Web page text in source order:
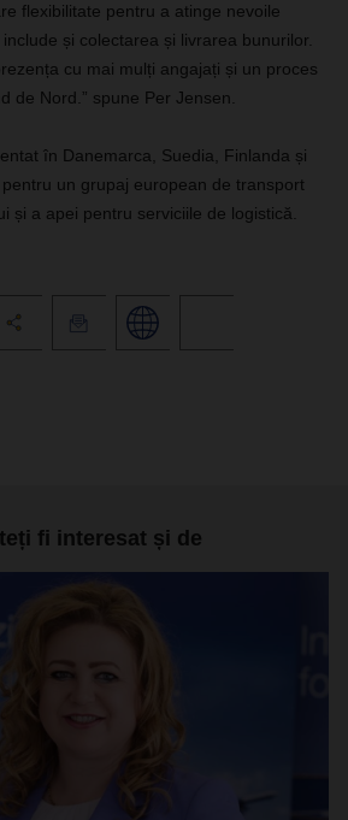
flexibilitate pentru a atinge nevoile
și colectarea și livrarea bunurilor.
cu mai mulți angajați și un proces
de Nord.” spune Per Jensen.
în Danemarca, Suedia, Finlanda și
un grupaj european de transport
și a apei pentru serviciile de logistică.
fi interesat și de